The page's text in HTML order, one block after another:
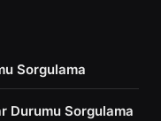
Sorgulama
Durumu Sorgulama